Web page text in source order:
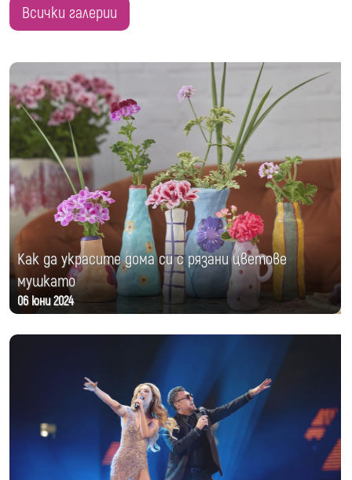
Всички галерии
Как да украсите дома си с рязани цветове
мушкато
06 юни 2024